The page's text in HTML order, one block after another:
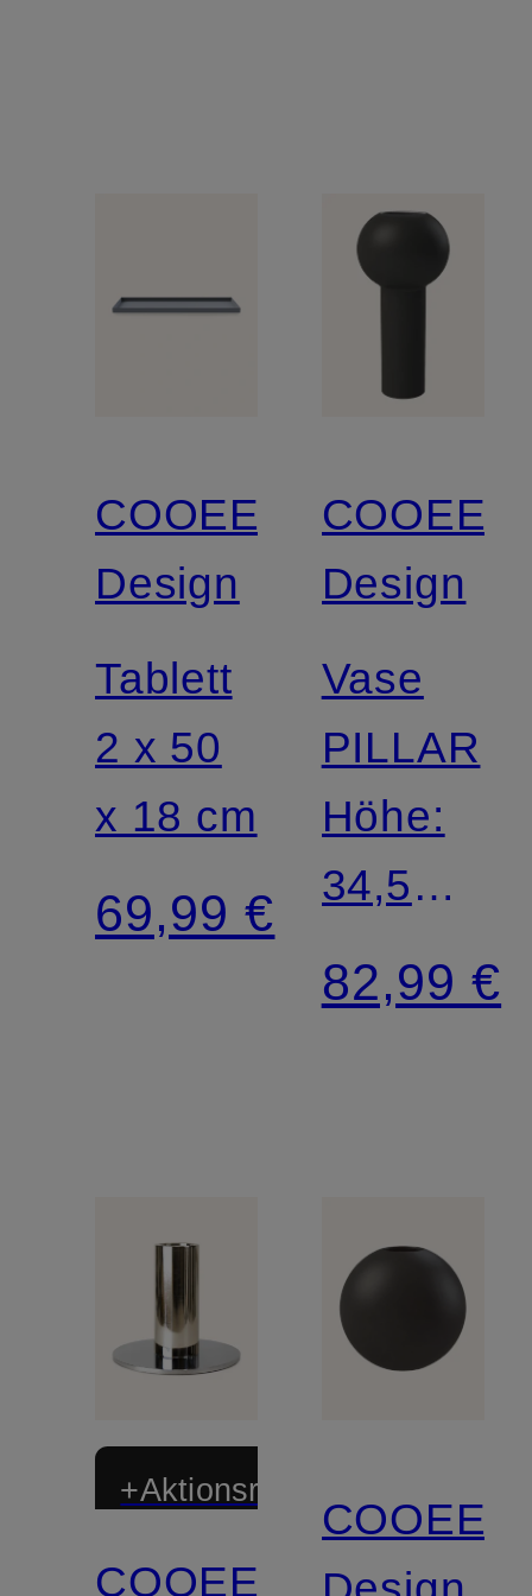
COOEE
Design
Tablett
2 x 50
x 18 cm
69,99 €
COOEE
Design
Vase
PILLAR
Höhe:
34,5
cm
82,99 €
+Aktionsrabatt
COOEE
COOEE